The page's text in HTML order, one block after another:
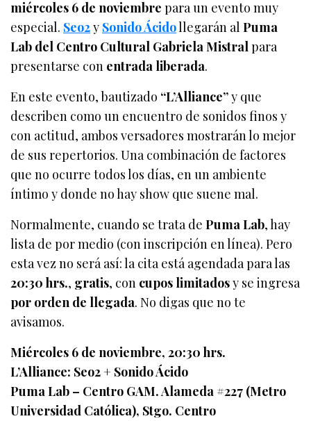
miércoles 6 de noviembre para un evento muy
especial. Seo2y Sonido Ácidollegarán alPuma
Lab del Centro Cultural Gabriela Mistralpara
presentarse con entrada liberada.
En este evento, bautizado “L’Alliance”y que
describen como un encuentro de sonidos finos y
con actitud, ambos versadores mostrarán lo mejor
de sus repertorios. Una combinación de factores
que no ocurre todos los días, en un ambiente
íntimo y donde no hay show que suene mal.
Normalmente, cuando se trata dePuma Lab, hay
lista de por medio (con inscripción en línea). Pero
esta vez no será así: la cita está agendada para las
20:30 hrs., gratis, con cupos limitadosy se ingresa
por orden de llegada. No digas que no te
avisamos.
Miércoles 6 de noviembre, 20:30 hrs.
L’Alliance: Seo2 + Sonido Ácido
Puma Lab – Centro GAM. Alameda #227 (Metro
Universidad Católica), Stgo. Centro